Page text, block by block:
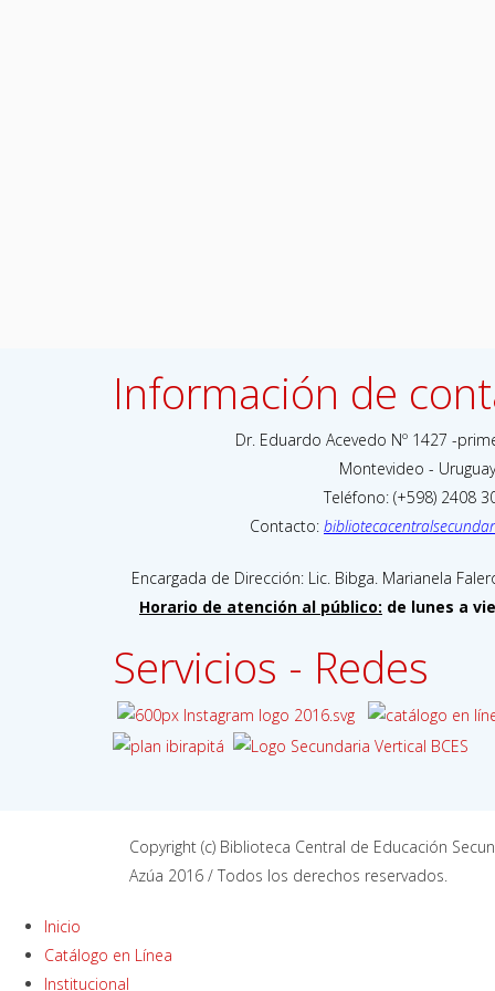
Información de
Dr. Eduardo Acevedo Nº 1427 -
Montevideo -
Teléfono: (+598) 2408
Contacto:
Encargada de Dirección: Lic. Bibga. Marianela
Horario de atención al público: de lunes a
Servicios - Redes
Copyright (c) Biblioteca Central de Educación
Azúa 2016 / Todos los derechos reservados.
Inicio
Catálogo en Línea
Institucional